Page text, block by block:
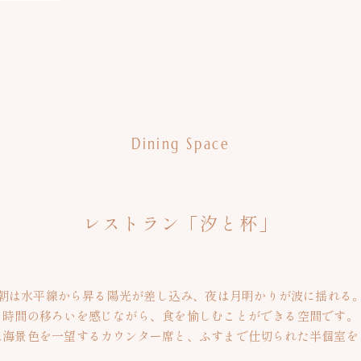
Dining Space
レストラン「汐と杯」
は水平線から昇る陽光が差し込み、夜は月明かりが波に揺れる。
時間の移ろいを感じながら、食を愉しむことができる空間です。
景色を一望するカウンター席と、ふすまで仕切られた半個室を